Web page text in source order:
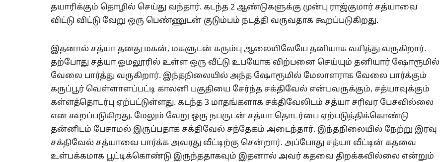
தயாரிக்கும் தொழில் செய்து வந்தார். கடந்த 2 ஆண்டுகளுக்கு முன்பு ராஜ்குமார் சத்யாவை
விட்டு விட்டு வேறு ஒரு பெண்ணுடன் குடும்பம் நடத்தி வருவதாக கூறப்படுகிறது.
இதனால் சத்யா தனது மகன், மகளுடன் கரும்பு ஆலையிலேயே தனியாக வசித்து வருகிறார்.
தற்போது சத்யா ஓமலூரில் உள்ள ஒரு வீட்டு உபயோக விற்பனை செய்யும் தனியார் ஷோரூமில்
வேலை பார்த்து வருகிறார். இந்தநிலையில் அந்த ஷோரூமில் மேலாளராக வேலை பார்க்கும்
கருப்பூர் வெள்ளாளப்பட்டி காலனி பகுதியை சேர்ந்த சக்திவேல் என்பவருக்கும், சத்யாவுக்கும்
கள்ளத்தொடர்பு ஏற்பட்டுள்ளது. கடந்த 3 மாதங்களாக சக்திவேலிடம் சத்யா சரிவர பேசவில்லை
என கூறப்படுகிறது. மேலும் வேறு ஒரு நபருடன் சத்யா தொடர்பை ஏற்படுத்திக்கொண்டு
தன்னிடம் பேசாமல் இருப்பதாக சக்திவேல் சந்தேகம் அடைந்தார். இந்தநிலையில் நேற்று இரவு
சக்திவேல் சத்யாவை பார்க்க அவரது வீட்டிற்கு சென்றார். அப்போது சத்யா வீட்டின் கதவை
உள்பக்கமாக பூட்டிக்கொண்டு இருந்ததாகவும் இதனால் அவர் கதவை திறக்கவில்லை என்றும்